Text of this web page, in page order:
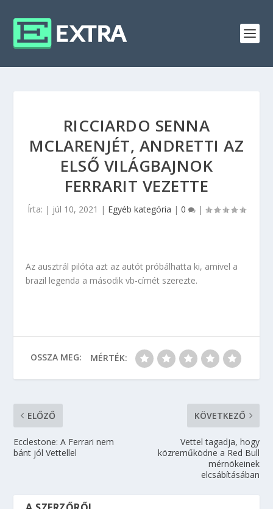
RICCIARDO SENNA
MCLARENJÉT, ANDRETTI AZ
ELSŐ VILÁGBAJNOK
FERRARIT VEZETTE
Írta: | júl 10, 2021 | Egyéb kategória | 0 |
Az ausztrál pilóta azt az autót próbálhatta ki, amivel a
brazil legenda a második vb-címét szerezte.
OSSZA MEG: MÉRTÉK:
ELŐZŐ
Ecclestone: A Ferrari nem
bánt jól Vettellel
KÖVETKEZŐ
Vettel tagadja, hogy
közreműködne a Red Bull
mérnökeinek
elcsábításában